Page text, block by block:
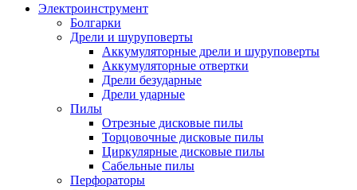
Электроинструмент
Болгарки
Дрели и шуруповерты
Аккумуляторные дрели и шуруповерты
Аккумуляторные отвертки
Дрели безударные
Дрели ударные
Пилы
Отрезные дисковые пилы
Торцовочные дисковые пилы
Циркулярные дисковые пилы
Сабельные пилы
Перфораторы